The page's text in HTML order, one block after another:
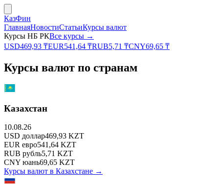
КазФин
ГлавнаяНовостиСтатьиКурсы валют
Курсы НБ РКВсе курсы →
USD469,93 ₸EUR541,64 ₸RUB5,71 ₸CNY69,65 ₸
Курсы валют по странам
Казахстан
10.08.26
USD доллар469,93 KZT
EUR евро541,64 KZT
RUB рубль5,71 KZT
CNY юань69,65 KZT
Курсы валют в Казахстане →